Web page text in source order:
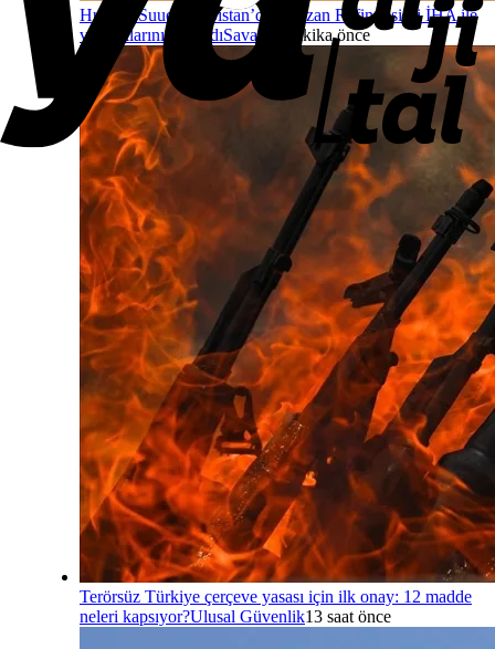
Husiler, Suudi Arabistan’daki Cizan Rafinerisi’ni İHA ile
vurduklarını açıkladıSavaş 42 dakika önce
Terörsüz Türkiye çerçeve yasası için ilk onay: 12 madde
neleri kapsıyor?Ulusal Güvenlik13 saat önce